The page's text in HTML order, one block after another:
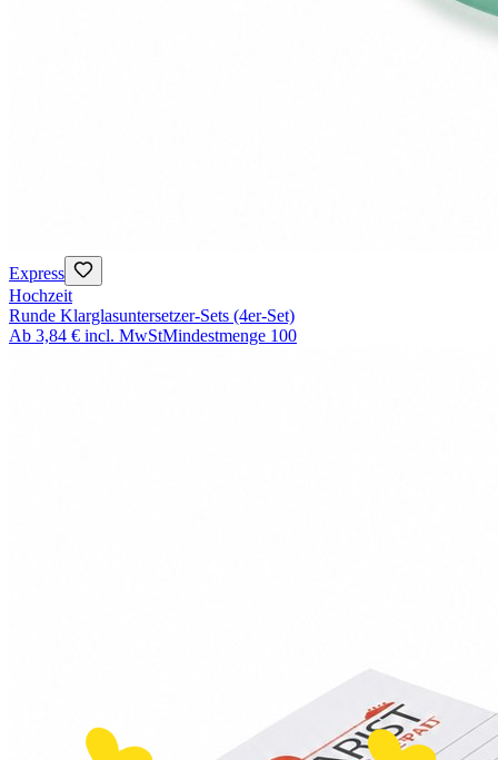
Express
Hochzeit
Runde Klarglasuntersetzer-Sets (4er-Set)
Ab 3,84 € incl. MwStMindestmenge 100